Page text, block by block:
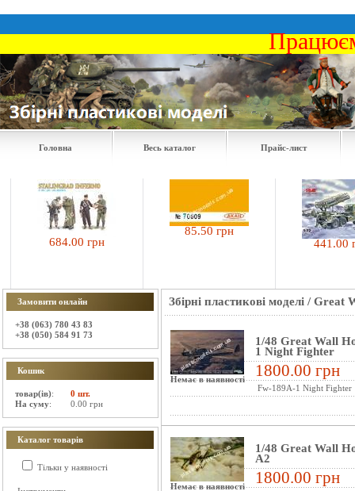
Головна Весь каталог Прайс-лист
684.00 грн
85.50 грн
441.00 грн
Замовити онлайн
+38 (063) 780 43 83
+38 (050) 584 91 73
Кошик
товар(ів):
0 шт.
На суму: 0.00 грн
Каталог товарів
Тільки у наявності
Збірні пластикові моделі /Great
Немає в наявності
1/48 Great Wall
1 Night Fighter
1800.00 грн
Fw-189A-1 Night Fighter
Немає в наявності
1/48 Great Wall
A2
1800.00 грн